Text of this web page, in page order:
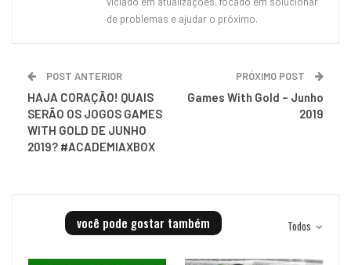
de problemas e ajudar o próximo.
POST ANTERIOR
HAJA CORAÇÃO! QUAIS
SERÃO OS JOGOS GAMES
WITH GOLD DE JUNHO
2019? #ACADEMIAXBOX
PRÓXIMO POST
Games With Gold – Junho
2019
Todos
você pode gostar também